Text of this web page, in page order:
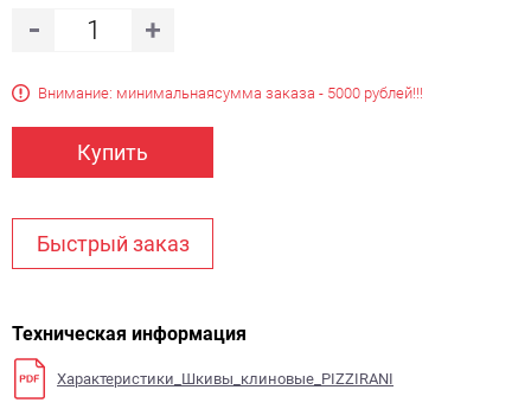
Внимание: минимальнаясумма заказа - 5000 рублей!!!
Купить
Быстрый заказ
Техническая информация
Характеристики_Шкивы_клиновые_PIZZIRANI